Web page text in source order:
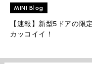
MINI Blog
【速報】新型5ドアの限
カッコイイ！